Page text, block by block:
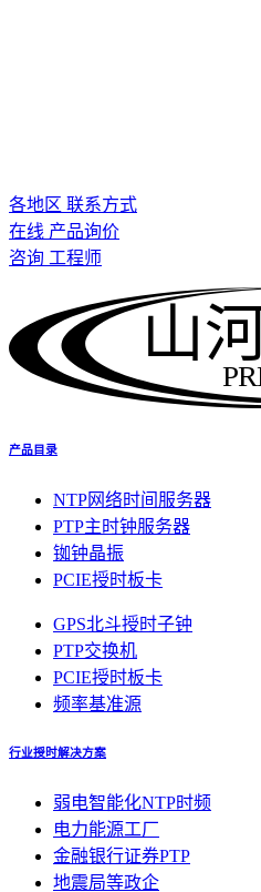
各地区 联系方式
在线 产品询价
咨询 工程师
山
产品目录
NTP网络时间服务器
PTP主时钟服务器
铷钟晶振
PCIE授时板卡
GPS北斗授时子钟
PTP交换机
PCIE授时板卡
频率基准源
行业授时解决方案
弱电智能化NTP时频
电力能源工厂
金融银行证券PTP
地震局等政企